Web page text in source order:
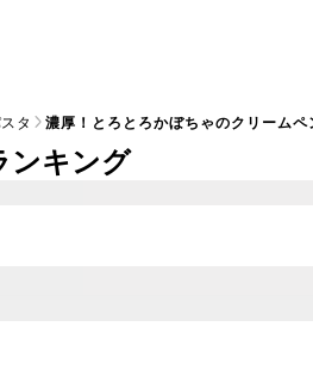
タ 濃厚！とろとろかぼちゃのクリームペ
ンキング